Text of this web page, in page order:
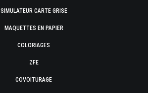
SIMULATEUR CARTE GRISE
MAQUETTES EN PAPIER
COLORIAGES
ZFE
COVOITURAGE